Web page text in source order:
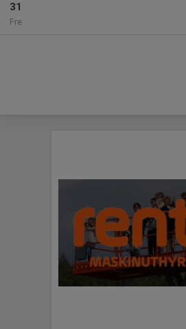
31
Fre